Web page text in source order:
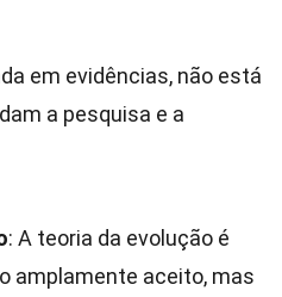
em evidências, não está
a pesquisa e a
: A teoria da evolução é
amplamente aceito, mas